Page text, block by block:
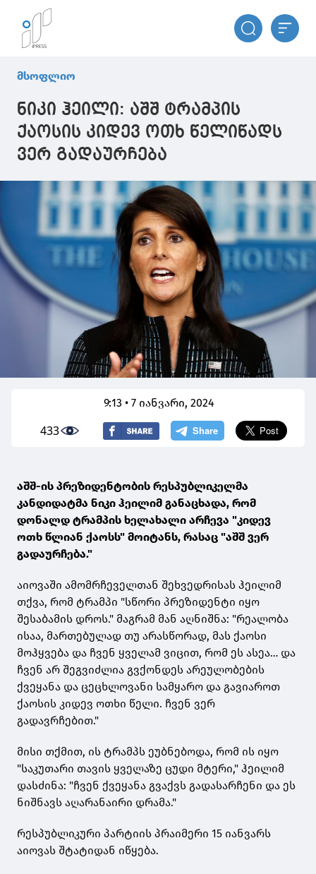
მსოფლიო
ნიკი ჰეილი: აშშ ტრამპის
ქაოსის კიდევ ოთხ წელიწადს
ვერ გადაურჩება
9:13 • 7 იანვარი, 2024
433
აშშ-ის პრეზიდენტობის რესპუბლიკელმა
კანდიდატმა ნიკი ჰეილიმ განაცხადა, რომ
დონალდ ტრამპის ხელახალი არჩევა "კიდევ
ოთხ წლიან ქაოსს" მოიტანს, რასაც "აშშ ვერ
გადაურჩება."
აიოვაში ამომრჩეველთან შეხვედრისას ჰეილიმ
თქვა, რომ ტრამპი "სწორი პრეზიდენტი იყო
შესაბამის დროს." მაგრამ მან აღნიშნა: "რეალობა
ისაა, მართებულად თუ არასწორად, მას ქაოსი
მოჰყვება და ჩვენ ყველამ ვიცით, რომ ეს ასეა… და
ჩვენ არ შეგვიძლია გვქონდეს არეულობების
ქვეყანა და ცეცხლოვანი სამყარო და გავიაროთ
ქაოსის კიდევ ოთხი წელი. ჩვენ ვერ
გადავრჩებით."
მისი თქმით, ის ტრამპს ეუბნებოდა, რომ ის იყო
"საკუთარი თავის ყველაზე ცუდი მტერი," ჰეილიმ
დასძინა: "ჩვენ ქვეყანა გვაქვს გადასარჩენი და ეს
ნიშნავს აღარანაირი დრამა."
რესპუბლიკური პარტიის პრაიმერი 15 იანვარს
აიოვას შტატიდან იწყება.